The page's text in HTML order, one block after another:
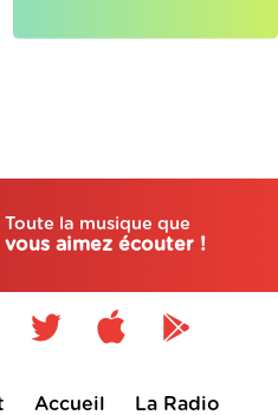
Toute la musique que
vous aimez écouter !
Accueil La Radio